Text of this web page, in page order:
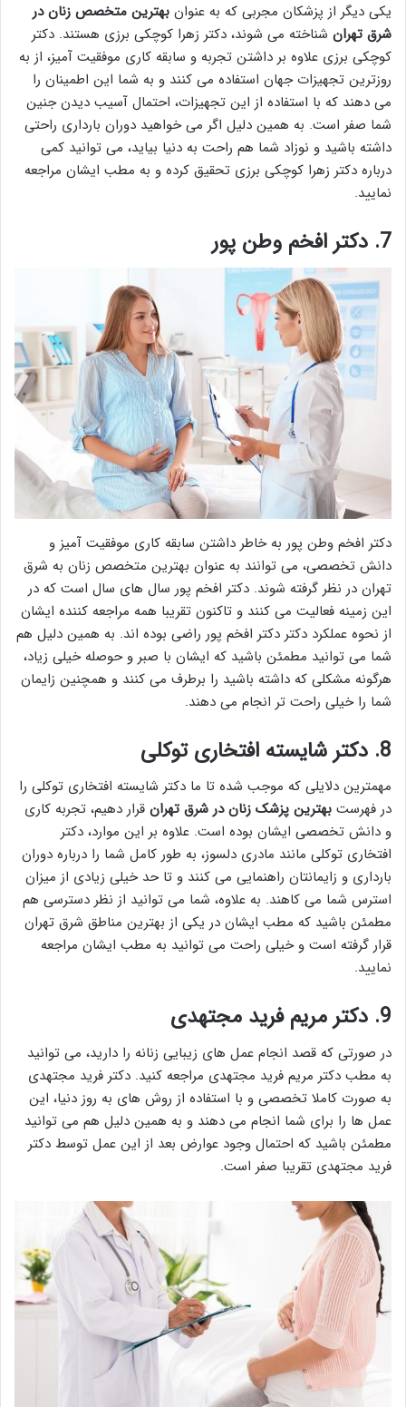
یکی دیگر از پزشکان مجربی که به عنوان بهترین متخصص زنان در
شرق تهران شناخته می شوند، دکتر زهرا کوچکی برزی هستند. دکتر
کوچکی برزی علاوه بر داشتن تجربه و سابقه کاری موفقیت آمیز، از به
روزترین تجهیزات جهان استفاده می کنند و به شما این اطمینان را
می دهند که با استفاده از این تجهیزات، احتمال آسیب دیدن جنین
شما صفر است. به همین دلیل اگر می خواهید دوران بارداری راحتی
داشته باشید و نوزاد شما هم راحت به دنیا بیاید، می توانید کمی
درباره دکتر زهرا کوچکی برزی تحقیق کرده و به مطب ایشان مراجعه
نمایید.
7. دکتر افخم وطن پور
دکتر افخم وطن پور به خاطر داشتن سابقه کاری موفقیت آمیز و
دانش تخصصی، می توانند به عنوان بهترین متخصص زنان به شرق
تهران در نظر گرفته شوند. دکتر افخم پور سال های سال است که در
این زمینه فعالیت می کنند و تاکنون تقریبا همه مراجعه کننده ایشان
از نحوه عملکرد دکتر دکتر افخم پور راضی بوده اند. به همین دلیل هم
شما می توانید مطمئن باشید که ایشان با صبر و حوصله خیلی زیاد،
هرگونه مشکلی که داشته باشید را برطرف می کنند و همچنین زایمان
شما را خیلی راحت تر انجام می دهند.
8. دکتر شایسته افتخاری توکلی
مهمترین دلایلی که موجب شده تا ما دکتر شایسته افتخاری توکلی را
در فهرست بهترین پزشک زنان در شرق تهران قرار دهیم، تجربه کاری
و دانش تخصصی ایشان بوده است. علاوه بر این موارد، دکتر
افتخاری توکلی مانند مادری دلسوز، به طور کامل شما را درباره دوران
بارداری و زایمانتان راهنمایی می کنند و تا حد خیلی زیادی از میزان
استرس شما می کاهند. به علاوه، شما می توانید از نظر دسترسی هم
مطمئن باشید که مطب ایشان در یکی از بهترین مناطق شرق تهران
قرار گرفته است و خیلی راحت می توانید به مطب ایشان مراجعه
نمایید.
9. دکتر مریم فرید مجتهدی
در صورتی که قصد انجام عمل های زیبایی زنانه را دارید، می توانید
به مطب دکتر مریم فرید مجتهدی مراجعه کنید. دکتر فرید مجتهدی
به صورت کاملا تخصصی و با استفاده از روش های به روز دنیا، این
عمل ها را برای شما انجام می دهند و به همین دلیل هم می توانید
مطمئن باشید که احتمال وجود عوارض بعد از این عمل توسط دکتر
فرید مجتهدی تقریبا صفر است.